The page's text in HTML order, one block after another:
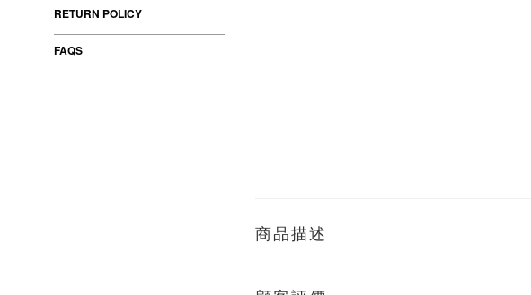
RETURN POLICY
FAQS
商品描述